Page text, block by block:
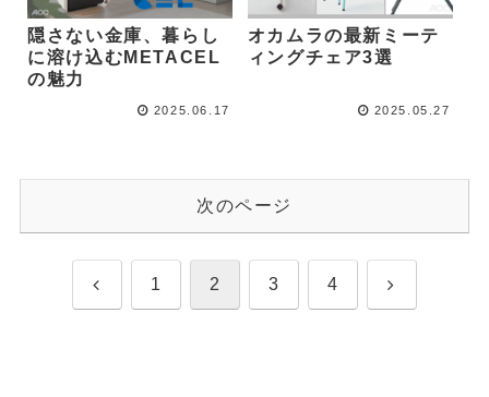
隠さない金庫、暮らし
に溶け込むMETACEL
の魅力
2025.06.17
オカムラの最新ミーテ
ィングチェア3選
2025.05.27
次のページ
前 1 2 3 4 次